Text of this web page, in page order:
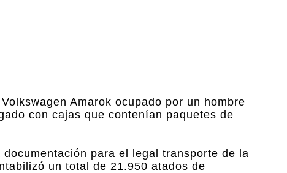
Amarok ocupado por un hombre
con cajas que contenían paquetes de
para el legal transporte de la
un total de 21.950 atados de